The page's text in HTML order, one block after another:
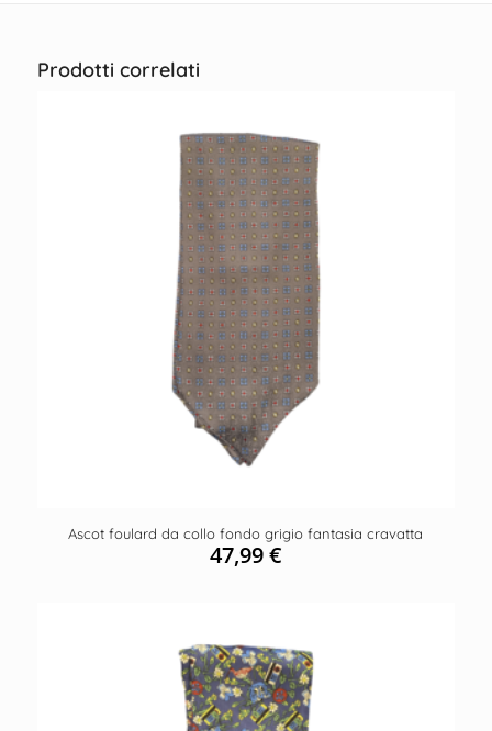
Prodotti correlati
Ascot foulard da collo fondo grigio fantasia cravatta
47,99€